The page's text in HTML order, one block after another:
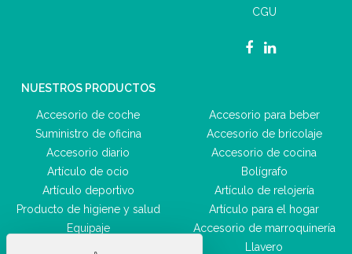
CGU
NUESTROS PRODUCTOS
Accesorio de coche
Suministro de oficina
Accesorio diario
Artículo de ocio
Artículo deportivo
Producto de higiene y salud
Equipaje
Accesorio para beber
Accesorio de bricolaje
Accesorio de cocina
Bolígrafo
Artículo de relojería
Artículo para el hogar
Accesorio de marroquinería
Llavero